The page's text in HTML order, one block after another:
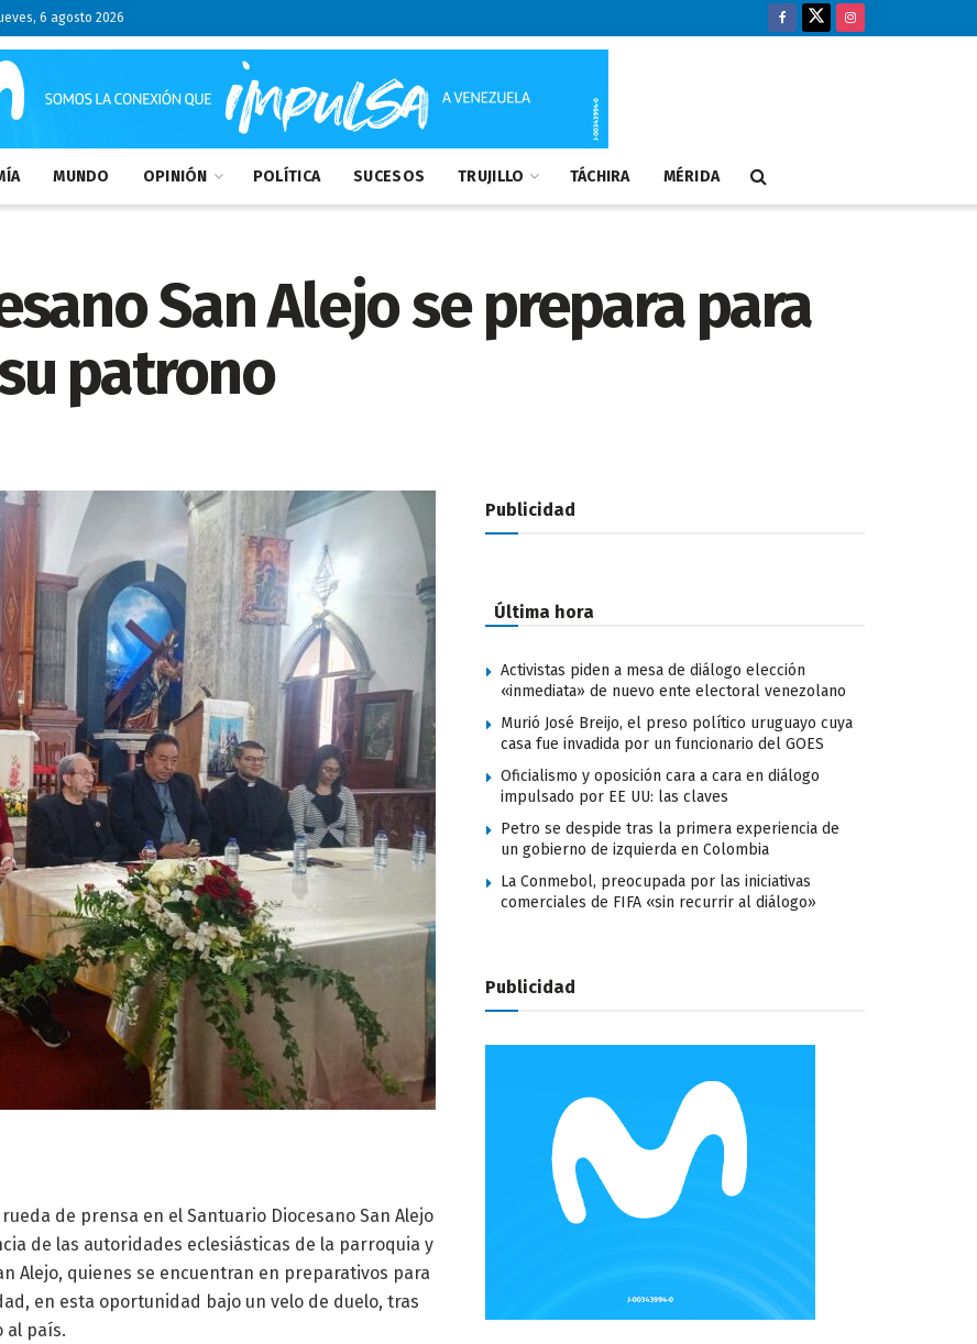
6 agosto 2026
MUNDO OPINIÓN POLÍTICA SUCESOS TRUJILLO TÁCHIRA MÉRIDA
San Alejo se prepara para
patrono
de prensa en el Santuario Diocesano San Alejo
de las autoridades eclesiásticas de la parroquia y
Alejo, quienes se encuentran en preparativos para
en esta oportunidad bajo un velo de duelo, tras
al país.
Publicidad
Última hora
Activistas piden a mesa de diálogo elección
«inmediata» de nuevo ente electoral venezolano
Murió José Breijo, el preso político uruguayo cuya
casa fue invadida por un funcionario del GOES
Oficialismo y oposición cara a cara en diálogo
impulsado por EE UU: las claves
Petro se despide tras la primera experiencia de
un gobierno de izquierda en Colombia
La Conmebol, preocupada por las iniciativas
comerciales de FIFA «sin recurrir al diálogo»
Publicidad